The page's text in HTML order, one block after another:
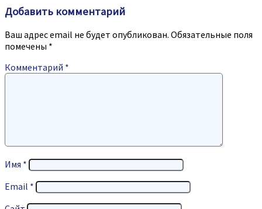
Добавить комментарий
Ваш адрес email не будет опубликован. Обязательные поля
помечены *
Комментарий *
Имя *
Email *